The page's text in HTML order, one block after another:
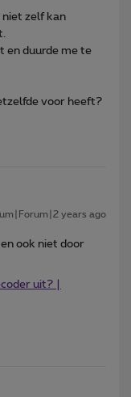
niet zelf kan
en duurde me te
voor heeft?
years ago
ook niet door
uit? |